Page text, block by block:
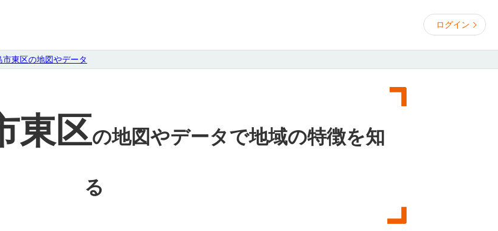
ログイン
市東区の地図やデータ
東区の地図やデータで地域の特徴を知
る